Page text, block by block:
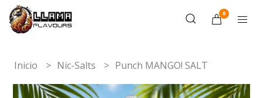
0
Inicio Nic-Salts Punch MANGO! SALT